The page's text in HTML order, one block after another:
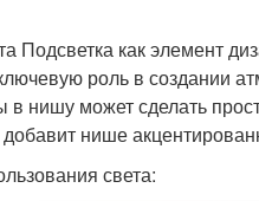
Подсветка как элемент
роль в создании
в нишу может сделать
нише
света: